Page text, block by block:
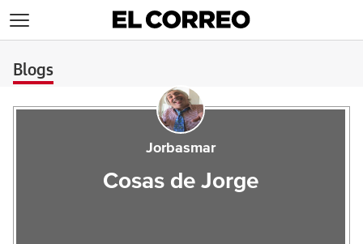
Blogs
Jorbasmar
Cosas de Jorge